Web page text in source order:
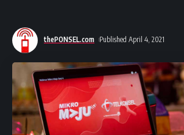
thePONSEL.com Published April 4, 2021